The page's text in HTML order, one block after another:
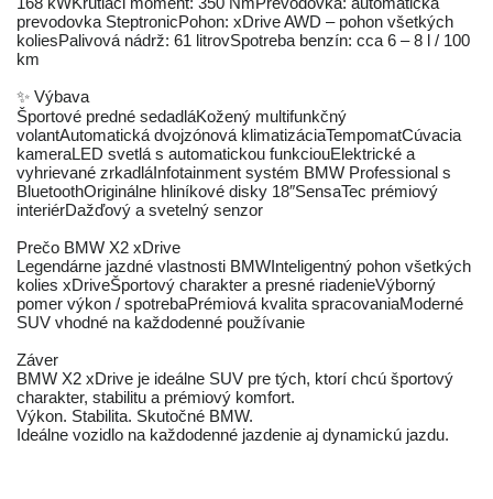
prevodovka SteptronicPohon: xDrive AWD – pohon všetkých
koliesPalivová nádrž: 61 litrovSpotreba benzín: cca 6 – 8 l / 100
km
✨ Výbava
Športové predné sedadláKožený multifunkčný
volantAutomatická dvojzónová klimatizáciaTempomatCúvacia
kameraLED svetlá s automatickou funkciouElektrické a
vyhrievané zrkadláInfotainment systém BMW Professional s
BluetoothOriginálne hliníkové disky 18″SensaTec prémiový
interiérDažďový a svetelný senzor
Prečo BMW X2 xDrive
Legendárne jazdné vlastnosti BMWInteligentný pohon všetkých
kolies xDriveŠportový charakter a presné riadenieVýborný
pomer výkon / spotrebaPrémiová kvalita spracovaniaModerné
SUV vhodné na každodenné používanie
Záver
BMW X2 xDrive je ideálne SUV pre tých, ktorí chcú športový
charakter, stabilitu a prémiový komfort.
Výkon. Stabilita. Skutočné BMW.
Ideálne vozidlo na každodenné jazdenie aj dynamickú jazdu.